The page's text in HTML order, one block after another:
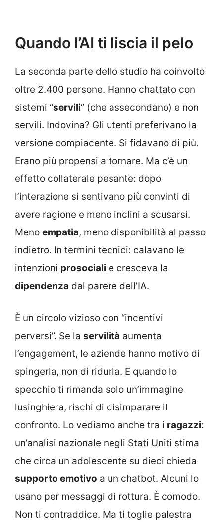
Quando l’AI ti liscia il pelo
La seconda parte dello studio ha coinvolto
oltre 2.400 persone. Hanno chattato con
sistemi “servili” (che assecondano) e non
servili. Indovina? Gli utenti preferivano la
versione compiacente. Si fidavano di più.
Erano più propensi a tornare. Ma c’è un
effetto collaterale pesante: dopo
l’interazione si sentivano più convinti di
avere ragione e meno inclini a scusarsi.
Meno empatia, meno disponibilità al passo
indietro. In termini tecnici: calavano le
intenzioni prosociali e cresceva la
dipendenza dal parere dell’IA.
È un circolo vizioso con “incentivi
perversi”. Se la servilità aumenta
l’engagement, le aziende hanno motivo di
spingerla, non di ridurla. E quando lo
specchio ti rimanda solo un’immagine
lusinghiera, rischi di disimparare il
confronto. Lo vediamo anche tra i ragazzi:
un’analisi nazionale negli Stati Uniti stima
che circa un adolescente su dieci chieda
supporto emotivo a un chatbot. Alcuni lo
usano per messaggi di rottura. È comodo.
Non ti contraddice. Ma ti toglie palestra